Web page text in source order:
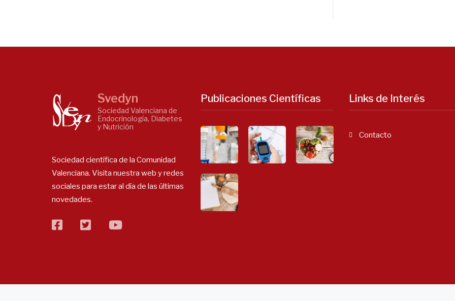
Svedyn
Sociedad Valenciana de
Endocrinología, Diabetes
y Nutrición
Sociedad científica de la Comunidad
Valenciana. Visita nuestra web y redes
sociales para estar al día de las últimas
novedades.
facebooktwitterflickr
Publicaciones Científicas Links de Interés
Contacto